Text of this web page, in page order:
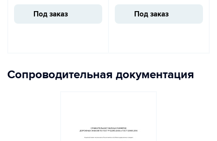
Под заказ Под заказ
Сопроводительная документация